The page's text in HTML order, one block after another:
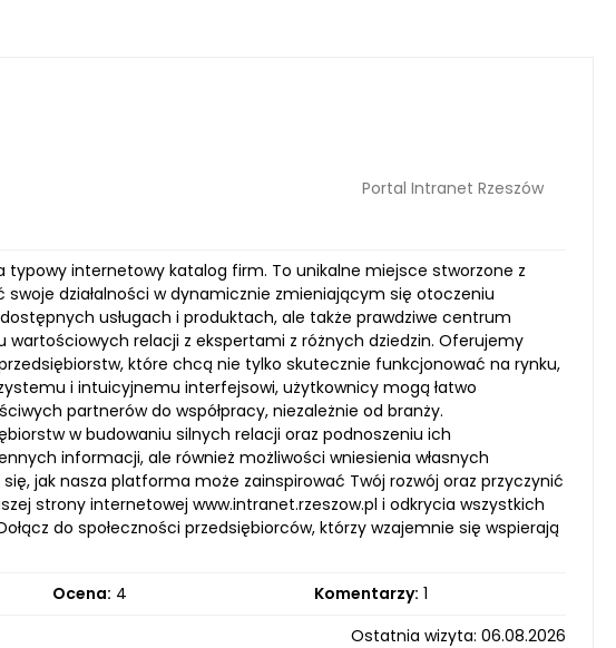
Portal Intranet Rzeszów
internetowy katalog firm. To unikalne miejsce stworzone z
działalności w dynamicznie zmieniającym się otoczeniu
usługach i produktach, ale także prawdziwe centrum
relacji z ekspertami z różnych dziedzin. Oferujemy
które chcą nie tylko skutecznie funkcjonować na rynku,
i intuicyjnemu interfejsowi, użytkownicy mogą łatwo
partnerów do współpracy, niezależnie od branży.
w budowaniu silnych relacji oraz podnoszeniu ich
informacji, ale również możliwości wniesienia własnych
jak nasza platforma może zainspirować Twój rozwój oraz przyczynić
strony internetowej www.intranet.rzeszow.pl i odkrycia wszystkich
do społeczności przedsiębiorców, którzy wzajemnie się wspierają
Ocena: 4 Komentarzy: 1
Ostatnia wizyta: 06.08.2026